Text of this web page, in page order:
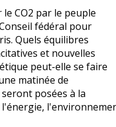
CO2 par le peuple
fédéral pour
Quels équilibres
et nouvelles
peut-elle se faire
matinée de
posées à la